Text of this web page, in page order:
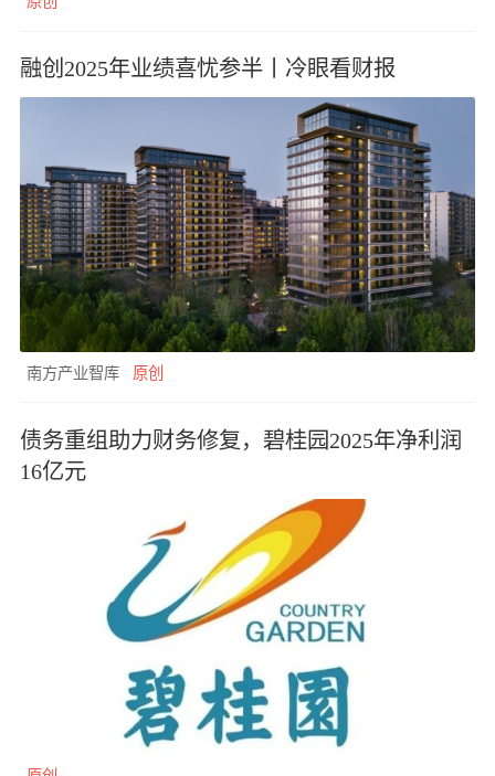
融创2025年业绩喜忧参半丨冷眼看财报
南方产业智库 原创
债务重组助力财务修复，碧桂园2025年净利润
16亿元